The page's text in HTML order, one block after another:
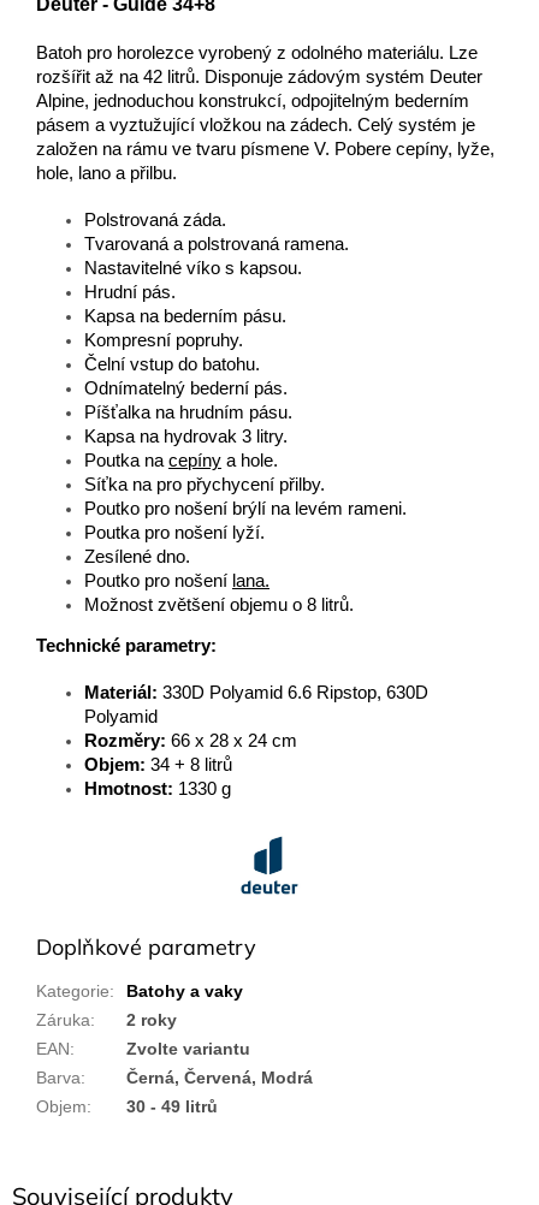
Související produkty
Deuter - Guide 34+8
Batoh pro horolezce vyrobený z odolného materiálu. Lze
rozšířit až na 42 litrů. Disponuje zádovým systém Deuter
Alpine, jednoduchou konstrukcí, odpojitelným bederním
pásem a vyztužující vložkou na zádech. Celý systém je
založen na rámu ve tvaru písmene V. Pobere cepíny, lyže,
hole, lano a přilbu.
Polstrovaná záda.
Tvarovaná a polstrovaná ramena.
Nastavitelné víko s kapsou.
Hrudní pás.
Kapsa na bederním pásu.
Kompresní popruhy.
Čelní vstup do batohu.
Odnímatelný bederní pás.
Píšťalka na hrudním pásu.
Kapsa na hydrovak 3 litry.
Poutka na cepíny a hole.
Síťka na pro přychycení přilby.
Poutko pro nošení brýlí na levém rameni.
Poutka pro nošení lyží.
Zesílené dno.
Poutko pro nošení lana.
Možnost zvětšení objemu o 8 litrů.
Technické parametry:
Materiál: 330D Polyamid 6.6 Ripstop, 630D
Polyamid
Rozměry: 66 x 28 x 24 cm
Objem: 34 + 8 litrů
Hmotnost: 1330 g
Doplňkové parametry
Kategorie:
Batohy a vaky
Záruka:
2 roky
EAN:
Zvolte variantu
Barva:
Černá, Červená, Modrá
Objem: 30 - 49 litrů